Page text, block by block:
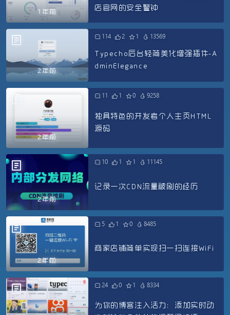
1年前
店官网的安全警钟
2年前
114 2 1 13569
Typecho后台轻简美化增强插件-A
dminElegance
2年前
0 9258
独具特色的开发者个人主页HTML
源码
2年前
10 11145
记录一次CDN流量被刷的经历
2年前
5 0 8485
商家店铺简单实现扫一扫连接WiFi
24 0 1 8334
为你的博客注入活力：添加实时动